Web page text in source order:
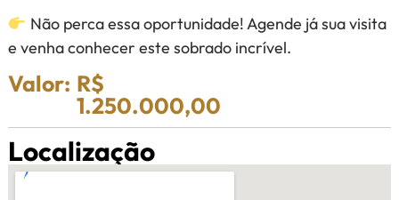
Não perca essa oportunidade! Agende já sua visita
e venha conhecer este sobrado incrível.
Valor: R$
1.250.000,00
Localização